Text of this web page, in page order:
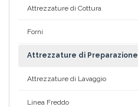
Attrezzature di Cottura
Forni
Attrezzature di Preparazione
Attrezzature di Lavaggio
Linea Freddo